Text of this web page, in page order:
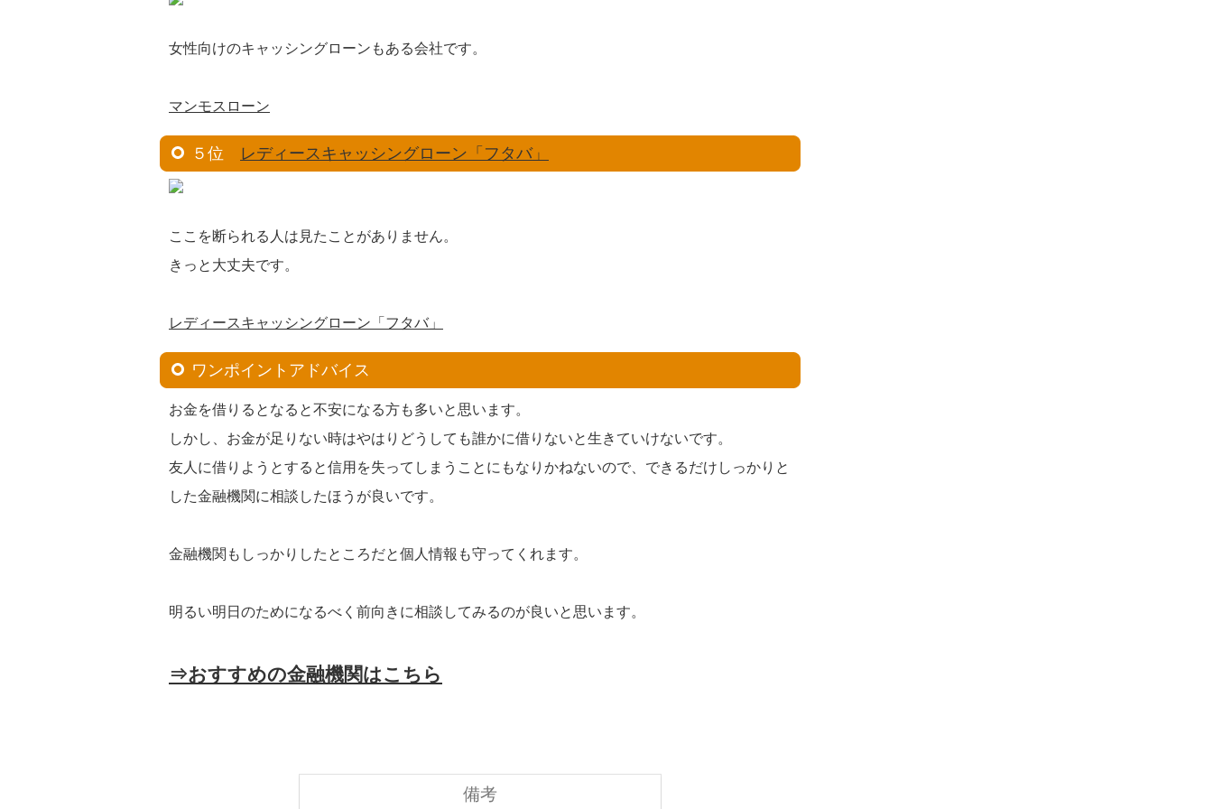
女性向けのキャッシングローンもある会社です。
マンモスローン
５位 レディースキャッシングローン「フタバ」
ここを断られる人は見たことがありません。
きっと大丈夫です。
レディースキャッシングローン「フタバ」
ワンポイントアドバイス
お金を借りるとなると不安になる方も多いと思います。
しかし、お金が足りない時はやはりどうしても誰かに借りないと生きていけないです。
友人に借りようとすると信用を失ってしまうことにもなりかねないので、できるだけしっかりと
した金融機関に相談したほうが良いです。
金融機関もしっかりしたところだと個人情報も守ってくれます。
明るい明日のためになるべく前向きに相談してみるのが良いと思います。
⇒おすすめの金融機関はこちら
備考